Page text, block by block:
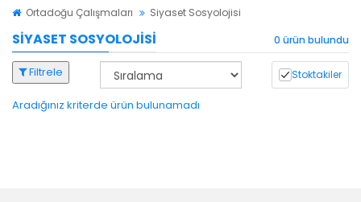
Ortadoğu Çalışmaları Siyaset Sosyolojisi
SIYASET SOSYOLOJISI 0 ürün bulundu
Filtrele Stoktakiler
Aradığınız kriterde ürün bulunamadı